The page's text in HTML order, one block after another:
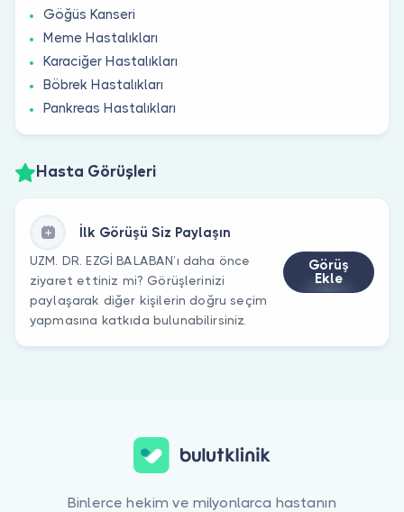
Göğüs Kanseri
Meme Hastalıkları
Karaciğer Hastalıkları
Böbrek Hastalıkları
Pankreas Hastalıkları
Hasta Görüşleri
İlk Görüşü Siz Paylaşın
UZM. DR. EZGİ BALABAN’ı daha önce
ziyaret ettiniz mi? Görüşlerinizi
paylaşarak diğer kişilerin doğru seçim
yapmasına katkıda bulunabilirsiniz.
Görüş
Ekle
Binlerce hekim ve milyonlarca hastanın